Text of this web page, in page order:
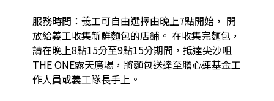
服務時間：義工可自由選擇由晚上7點開始， 開
放給義工收集新鮮麵包的店鋪。 在收集完麵包，
請在晚上8點15分至9點15分期間，抵達尖沙咀
THE ONE露天廣場，將麵包送達至膳心連基金工
作人員或義工隊長手上。